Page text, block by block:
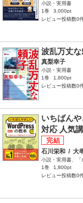
小説・実用書
1巻
3,000pt
レビュー投稿数0
波乱万丈
真梨幸子
小説・実用書
1巻
1,800pt
レビュー投稿数0
いちばん
対応 人気
石川栄和 / 大
小説・実用書、
1巻
1,800pt
レビュー投稿数0